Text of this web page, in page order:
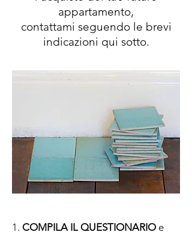
appartamento,
contattami seguendo le brevi
indicazioni qui sotto.
1. COMPILA IL QUESTIONARIO e